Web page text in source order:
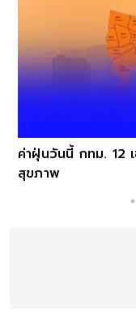
ค่าฝุ่นวันนี้ กทม. 12
สุขภาพ